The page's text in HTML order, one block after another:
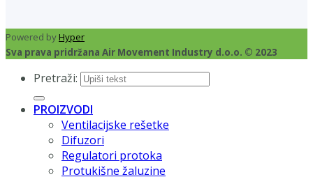
Powered byHyper
Sva prava pridržana Air Movement Industry d.o.o. © 2023
Pretraži:
PROIZVODI
Ventilacijske rešetke
Difuzori
Regulatori protoka
Protukišne žaluzine